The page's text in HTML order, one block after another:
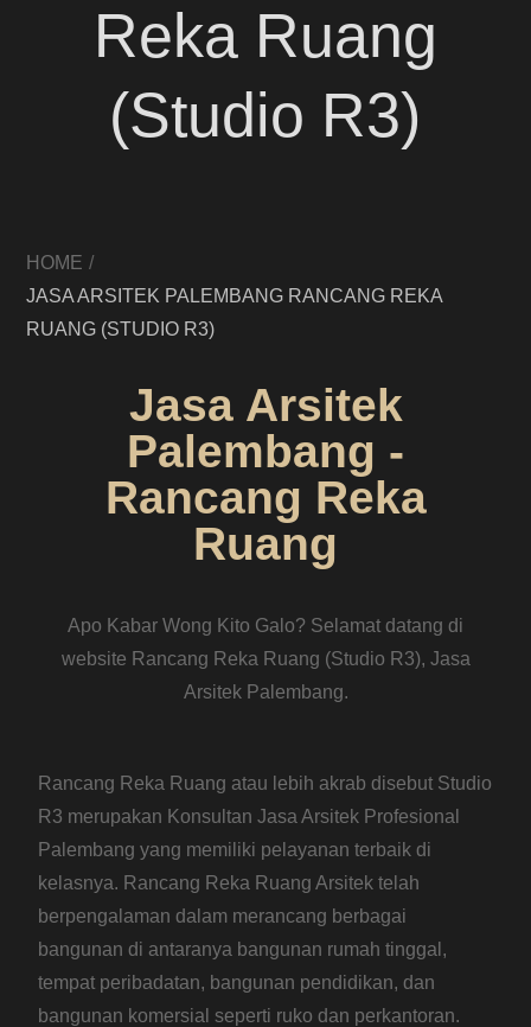
Reka Ruang
(Studio R3)
HOME
JASA ARSITEK PALEMBANG RANCANG REKA
RUANG (STUDIO R3)
Jasa Arsitek
Palembang -
Rancang Reka
Ruang
Apo Kabar Wong Kito Galo? Selamat datang di
website Rancang Reka Ruang (Studio R3), Jasa
Arsitek Palembang.
Rancang Reka Ruang atau lebih akrab disebut Studio
R3 merupakan Konsultan Jasa Arsitek Profesional
Palembang yang memiliki pelayanan terbaik di
kelasnya. Rancang Reka Ruang Arsitek telah
berpengalaman dalam merancang berbagai
bangunan di antaranya bangunan rumah tinggal,
tempat peribadatan, bangunan pendidikan, dan
bangunan komersial seperti ruko dan perkantoran.